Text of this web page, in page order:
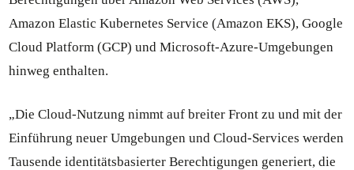
Amazon Elastic Kubernetes Service (Amazon EKS), Google
Cloud Platform (GCP) und Microsoft-Azure-Umgebungen
hinweg enthalten.
„Die Cloud-Nutzung nimmt auf breiter Front zu und mit der
Einführung neuer Umgebungen und Cloud-Services werden
Tausende identitätsbasierter Berechtigungen generiert, die